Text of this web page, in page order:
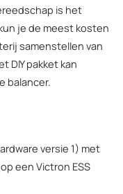
is het
je de meest kosten
samenstellen van
DIY pakket kan
balancer.
versie 1) met
een Victron ESS